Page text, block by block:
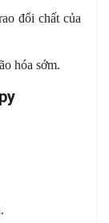
đổi chất của
hóa sớm.